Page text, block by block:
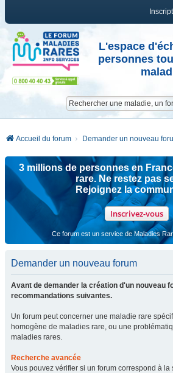
L'espace
personnes
Accueil du forum Demander un nouveau
3 millions de personnes en
rare. Ne restez pas
Rejoignez la
Inscrivez-vous
Ce forum est un service de Maladies
Demander un nouveau forum
Avant de demander la création d'un nouveau
recommandations suivantes.
Un forum peut concerner une maladie rare
homogène de maladies rare, ou une
maladies rares.
Recherche avancée
Vous pouvez vérifier si un forum correspond à